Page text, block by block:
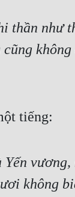
như
tiếng:
không